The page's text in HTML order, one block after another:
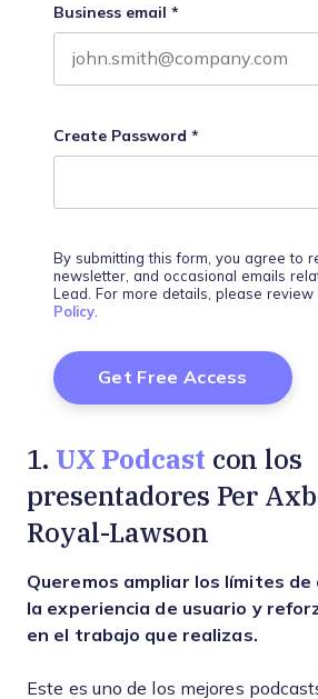
Business email *
Create Password *
By submitting this form, you agree to
newsletter, and occasional emails
Lead. For more details, please review
Policy.
1. UX Podcast con los
presentadores Per
Royal-Lawson
Queremos ampliar los límites de
la experiencia de usuario y
en el trabajo que realizas.
Este es uno de los mejores